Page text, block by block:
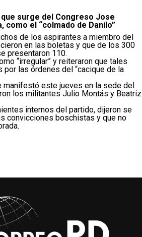
que surge del Congreso Jose
como el “colmado de Danilo”
de los aspirantes a miembro del
en las boletas y que de los 300
presentaron 110.
“irregular” y reiteraron que tales
las órdenes del “cacique de la
manifestó este jueves en la sede del
los militantes Julio Montás y Beatriz
internos del partido, dijeron se
convicciones boschistas y que no